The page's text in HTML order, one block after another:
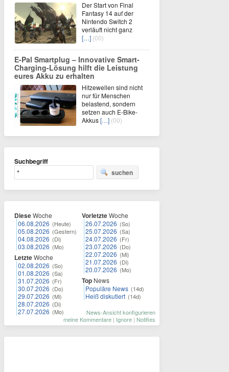
Der Start von Final
Fantasy 14 auf der
Nintendo Switch 2
verläuft nicht ganz
[…] (00)
E-Pal Smartplug – Innovative Smart-
Charging-Lösung hilft die Leistung
eures Akku zu erhalten
Hitzewellen sind nicht
nur für Menschen
belastend, sondern
setzen auch E-Bike-
Akkus[…] (00)
Suchbegriff
suchen
DieseWoche
06.08.2026 (Heute)
05.08.2026 (Gestern)
04.08.2026 (Di)
03.08.2026 (Mo)
LetzteWoche
02.08.2026 (So)
01.08.2026 (Sa)
31.07.2026 (Fr)
30.07.2026 (Do)
29.07.2026 (Mi)
28.07.2026 (Di)
27.07.2026 (Mo)
VorletzteWoche
26.07.2026 (So)
25.07.2026 (Sa)
24.07.2026 (Fr)
23.07.2026 (Do)
22.07.2026 (Mi)
21.07.2026 (Di)
20.07.2026 (Mo)
Top News
Populäre News (14d)
Heiß diskutiert (14d)
News-Ansicht konfigurieren
meine Kommentare | Ignore | Notifies